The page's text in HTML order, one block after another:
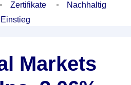
Zertifikate
Nachhaltig
Einstieg
Markets